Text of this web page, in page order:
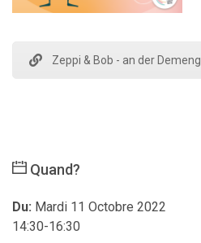
Zeppi & Bob - an der Demeng
Quand?
Du: Mardi 11 Octobre 2022
14:30-16:30